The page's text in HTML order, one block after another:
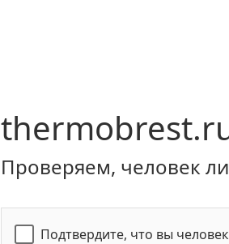
Проверяем, человек
Подтвердите, что вы человек